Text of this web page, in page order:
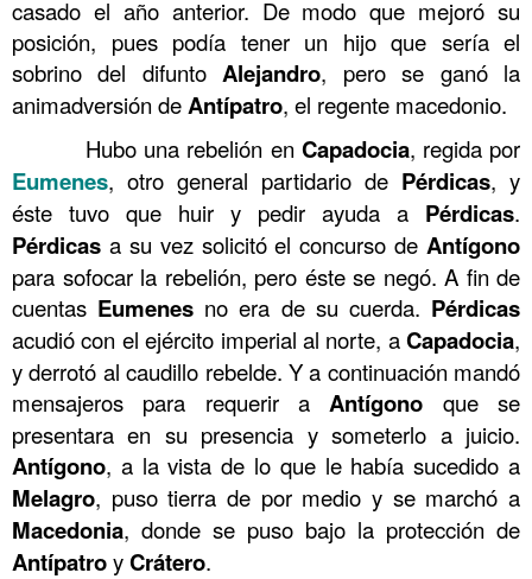
casado el año anterior. De modo que mejoró su
posición, pues podía tener un hijo que sería el
sobrino del difunto Alejandro, pero se ganó la
animadversión deAntípatro, el regente macedonio.
Hubo una rebelión en Capadocia, regida por
Eumenes, otro general partidario de Pérdicas, y
éste tuvo que huir y pedir ayuda a Pérdicas.
Pérdicas a su vez solicitó el concurso de Antígono
para sofocar la rebelión, pero éste se negó. A fin de
cuentas Eumenes no era de su cuerda. Pérdicas
acudió con el ejército imperial al norte, aCapadocia,
y derrotó al caudillo rebelde. Y a continuación mandó
mensajeros para requerir a Antígono que se
presentara en su presencia y someterlo a juicio.
Antígono, a la vista de lo que le había sucedido a
Melagro, puso tierra de por medio y se marchó a
Macedonia, donde se puso bajo la protección de
AntípatroyCrátero.